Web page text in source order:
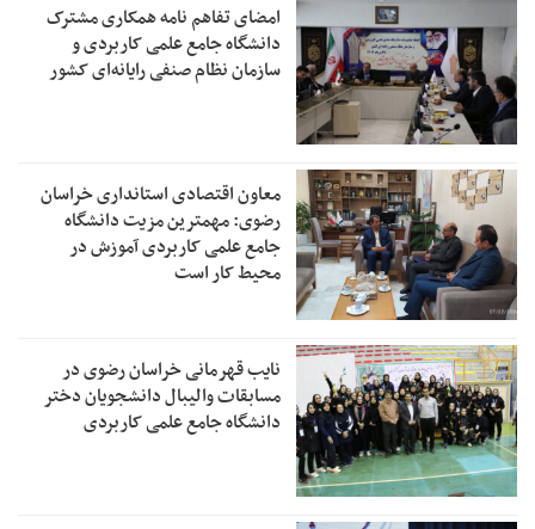
امضای ‎تفاهم نامه همکاری مشترک
دانشگاه جامع علمی کاربردی و
سازمان نظام صنفی رایانه‌ای کشور
معاون اقتصادی استانداری خراسان
رضوی: مهمترین مزیت دانشگاه
جامع علمی کاربردی آموزش در
محیط کار است
نایب قهرمانی خراسان رضوی در
مسابقات والیبال دانشجویان دختر
دانشگاه جامع علمی کاربردی